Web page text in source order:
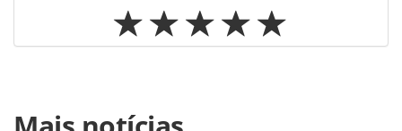
https://www.panrotas.com.br/destinos/alternativo/2024/